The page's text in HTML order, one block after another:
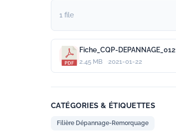
1 file
Fiche_CQP-
2.45 MB 2021-01-22
CATÉGORIES & ÉTIQUETTES
Filière Dépannage-Remorquage